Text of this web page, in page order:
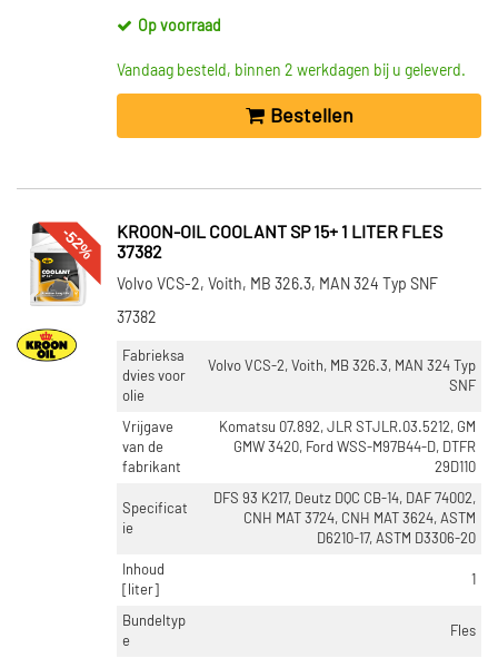
Op voorraad
Vandaag besteld, binnen 2 werkdagen bij u geleverd.
Bestellen
-52%
KROON-OIL COOLANT SP 15+ 1 LITER FLES
37382
Volvo VCS-2, Voith, MB 326.3, MAN 324 Typ SNF
37382
Fabrieksa
dvies voor
olie
Volvo VCS-2, Voith, MB 326.3, MAN 324 Typ
SNF
Vrijgave
van de
fabrikant
Komatsu 07.892, JLR STJLR.03.5212, GM
GMW 3420, Ford WSS-M97B44-D, DTFR
29D110
Specificat
ie
DFS 93 K217, Deutz DQC CB-14, DAF 74002,
CNH MAT 3724, CNH MAT 3624, ASTM
D6210-17, ASTM D3306-20
Inhoud
[liter]
1
Bundeltyp
e
Fles